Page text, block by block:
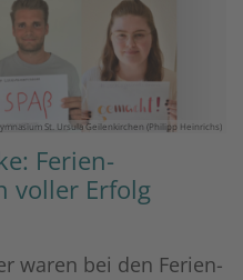
St. Ursula Geilenkirchen (Philipp Heinrichs)
Ferien-
voller Erfolg
waren bei den Ferien-